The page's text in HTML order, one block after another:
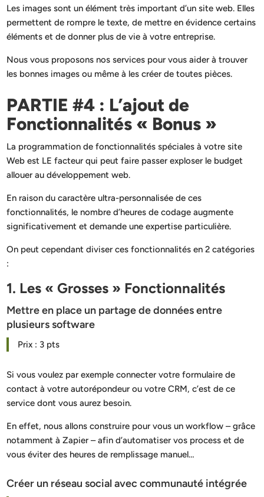
Les images sont un élément très important d’un site web. Elles
permettent de rompre le texte, de mettre en évidence certains
éléments et de donner plus de vie à votre entreprise.
Nous vous proposons nos services pour vous aider à trouver
les bonnes images ou même à les créer de toutes pièces.
PARTIE #4 : L’ajout de
Fonctionnalités « Bonus »
La programmation de fonctionnalités spéciales à votre site
Web est LE facteur qui peut faire passer exploser le budget
allouer au développement web.
En raison du caractère ultra-personnalisée de ces
fonctionnalités, le nombre d’heures de codage augmente
significativement et demande une expertise particulière.
On peut cependant diviser ces fonctionnalités en 2 catégories
:
1. Les « Grosses » Fonctionnalités
Mettre en place un partage de données entre
plusieurs software
Prix : 3 pts
Si vous voulez par exemple connecter votre formulaire de
contact à votre autorépondeur ou votre CRM, c’est de ce
service dont vous aurez besoin.
En effet, nous allons construire pour vous un workflow – grâce
notamment à Zapier – afin d’automatiser vos process et de
vous éviter des heures de remplissage manuel…
Créer un réseau social avec communauté intégrée